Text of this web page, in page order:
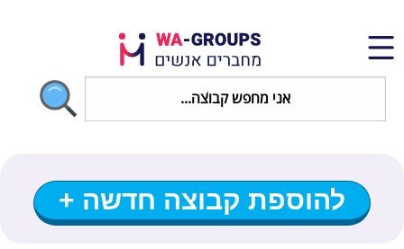
להוספת קבוצה חדשה +